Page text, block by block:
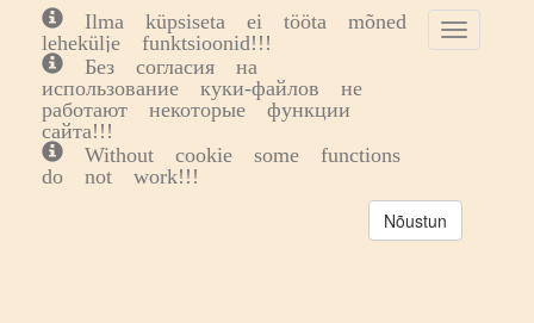
Ilma küpsiseta ei tööta mõned
lehekülje funktsioonid!!!
Без согласия на
использование куки-файлов не
работают некоторые функции
сайта!!!
Without cookie some functions
do not work!!!
Toggle
cookie
Nõustun